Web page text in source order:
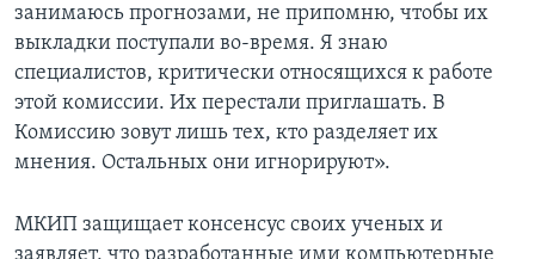
занимаюсь прогнозами, не припомню, чтобы их
выкладки поступали во-время. Я знаю
специалистов, критически относящихся к работе
этой комиссии. Их перестали приглашать. В
Комиссию зовут лишь тех, кто разделяет их
мнения. Остальных они игнорируют».
МКИП защищает консенсус своих ученых и